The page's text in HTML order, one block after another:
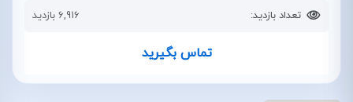
تعداد بازدید: 6,916 بازدید
تماس بگیرید